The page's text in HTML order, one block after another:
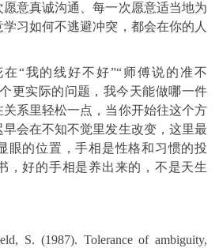
意真诚沟通、每一次愿意适当地为
习如何不逃避冲突，都会在你的人
“我的线好不好”“师傅说的准不
更实际的问题，我今天能做哪一件
系里轻松一点，当你开始往这个方
会在不知不觉里发生改变，这里最
眼的位置，手相是性格和习惯的投
，好的手相是养出来的，不是天生
S. (1987). Tolerance of ambiguity,